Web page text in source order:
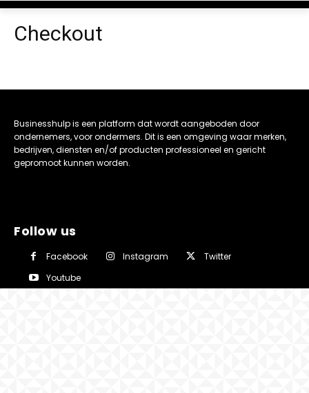
Checkout
Businesshulp is een platform dat wordt aangeboden door
ondernemers, voor ondermers. Dit is een omgeving waar merken,
bedrijven, diensten en/of producten professioneel en gericht
gepromoot kunnen worden.
Follow us
Facebook Instagram
Twitter
Youtube